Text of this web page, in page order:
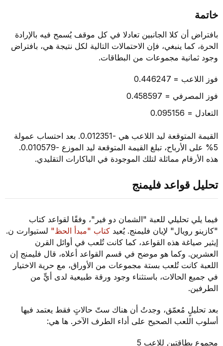
خاتمة
بافتراض أن كلا الجانبين تعادلا في كل موقف يُسمح فيه بالإرادة
الحرة، كما ينبغي، فإن الاحتمالات التالية لكل نتيجة هي، بافتراض
وجود ثمانية مجموعات من البطاقات.
فوز اللاعب = 0.446247
فوز المصرفي = 0.458597
التعادل = 0.095156
القيمة المتوقعة ليد اللاعب هي -0.012351. بعد احتساب عمولة
5% على الأرباح، تبلغ القيمة المتوقعة ليد الموزع -0.010579.
هذه الأرقام مماثلة لتلك الموجودة في الباكارات التقليدي.
تحليل قواعد فليمنج
فيما يلي تحليلي للعبة "الشمان دو فير"، وفقًا لقواعد كتاب
"كازينو رويال" لإيان فليمنج. يُعيدكتاب "مبدأ الحظ"لستيوارت ن.
إيثير صياغة هذه القواعد، كما كانت تُلعب في أوائل القرن
العشرين. وكما هو موضح في قسم القواعد أعلاه، قال فليمنج إن
اللعبة كانت تُلعب بستة مجموعات من الأوراق، مع حرية الاختيار
في جميع الحالات، باستثناء وجود ورقة طبيعية لدى أيٍّ من
الطرفين.
بعد تحليلٍ مُعمّق، وجدتُ أن هناك ستّ حالاتٍ فقط يعتمد فيها
أسلوب اللعب الصحيح على أداء الطرف الآخر. ها هي:
مجموع بطاقتين للاعب 5